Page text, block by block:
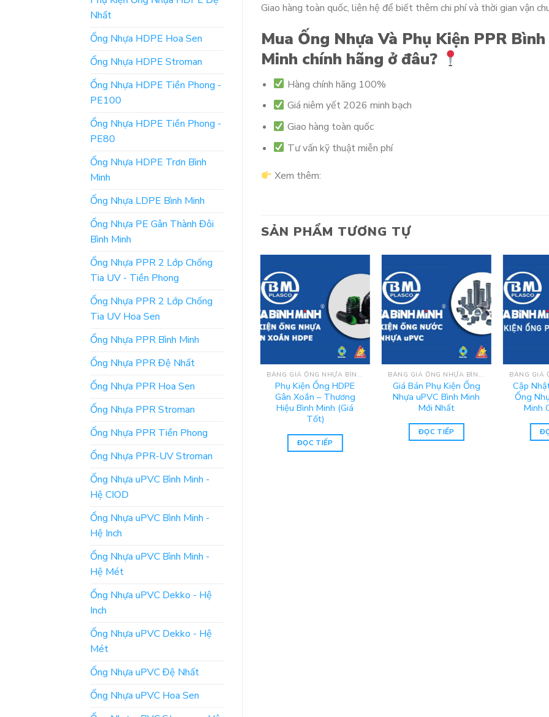
Nhất
Ống Nhựa HDPE Hoa Sen
Ống Nhựa HDPE Stroman
Ống Nhựa HDPE Tiền Phong -
PE100
Ống Nhựa HDPE Tiền Phong -
PE80
Ống Nhựa HDPE Trơn Bình
Minh
Ống Nhựa LDPE Bình Minh
Ống Nhựa PE Gân Thành Đôi
Bình Minh
Ống Nhựa PPR 2 Lớp Chống
Tia UV - Tiền Phong
Ống Nhựa PPR 2 Lớp Chống
Tia UV Hoa Sen
Ống Nhựa PPR Bình Minh
Ống Nhựa PPR Đệ Nhất
Ống Nhựa PPR Hoa Sen
Ống Nhựa PPR Stroman
Ống Nhựa PPR Tiền Phong
Ống Nhựa PPR-UV Stroman
Ống Nhựa uPVC Bình Minh -
Hệ CIOD
Ống Nhựa uPVC Bình Minh -
Hệ Inch
Ống Nhựa uPVC Bình Minh -
Hệ Mét
Ống Nhựa uPVC Dekko - Hệ
Inch
Ống Nhựa uPVC Dekko - Hệ
Mét
Ống Nhựa uPVC Đệ Nhất
Ống Nhựa uPVC Hoa Sen
Giao hàng toàn quốc, liên hệ để biết thêm chi phí và thời gian vận
Mua Ống Nhựa Và Phụ Kiện PPR
Minh chính hãng ở đâu?
Hàng chính hãng 100%
Giá niêm yết 2026 minh bạch
Giao hàng toàn quốc
Tư vấn kỹ thuật miễn phí
Xem thêm:
SẢN PHẨM TƯƠNG TỰ
BẢNG GIÁ ỐNG NHỰA BÌNH MINH
Phụ Kiện Ống HDPE
Gân Xoắn – Thương
Hiệu Bình Minh (Giá
Tốt)
ĐỌC TIẾP
BẢNG GIÁ ỐNG NHỰA BÌNH MINH
Giá Bán Phụ Kiện Ống
Nhựa uPVC Bình Minh
Mới Nhất
ĐỌC TIẾP
Cập
Ống
Minh
Catalogue Ống Nhựa
Khấu Cao]
ĐỌC TIẾP
Giá Bán Phụ Kiện Ống
Mới Nhất
ĐỌC TIẾP